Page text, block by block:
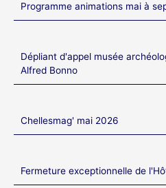
Programme animations mai à
Dépliant d'appel musée
Alfred Bonno
Chellesmag' mai 2026
Fermeture exceptionnelle de